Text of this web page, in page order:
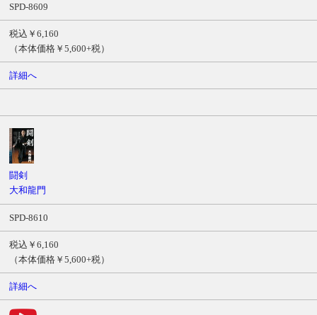
SPD-8609
税込￥6,160
（本体価格￥5,600+税）
詳細へ
闘剣
大和龍門
SPD-8610
税込￥6,160
（本体価格￥5,600+税）
詳細へ